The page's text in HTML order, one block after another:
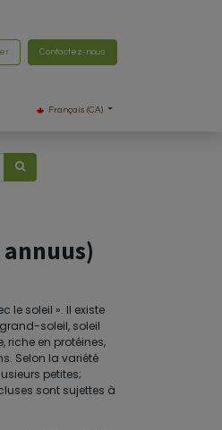
Contactez-nous
Français (CA)
le soleil ». Il existe
soleil, soleil
riche en protéines,
Selon la variété
petites;
sont sujettes à